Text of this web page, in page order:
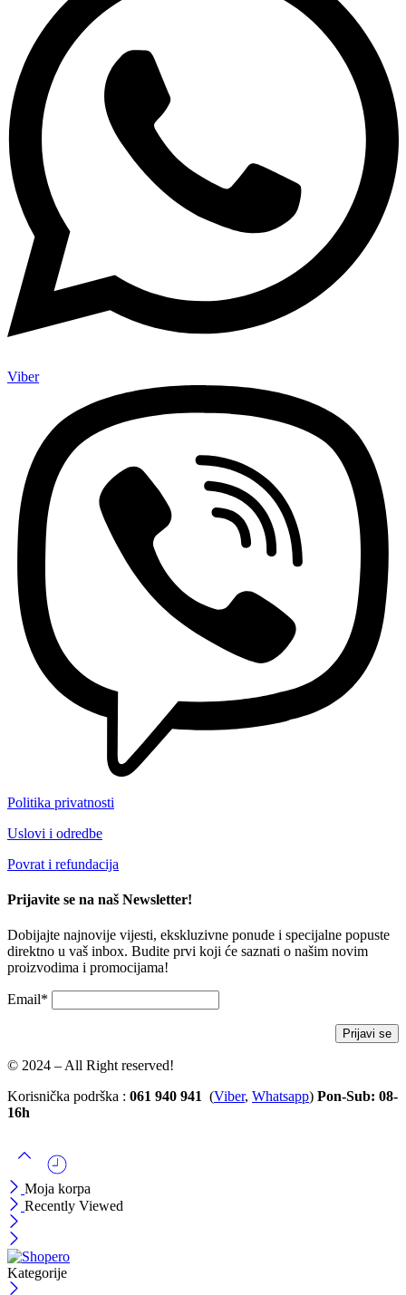
Viber
Politika privatnosti
Uslovi i odredbe
Povrat i refundacija
Prijavite se na naš Newsletter!
Dobijajte najnovije vijesti, ekskluzivne ponude i specijalne popuste
direktno u vaš inbox. Budite prvi koji će saznati o našim novim
proizvodima i promocijama!
Email*
© 2024 – All Right reserved!
Korisnička podrška : 061 940 941 (Viber, Whatsapp) Pon-Sub: 08-
16h
Moja korpa
Recently Viewed
Kategorije